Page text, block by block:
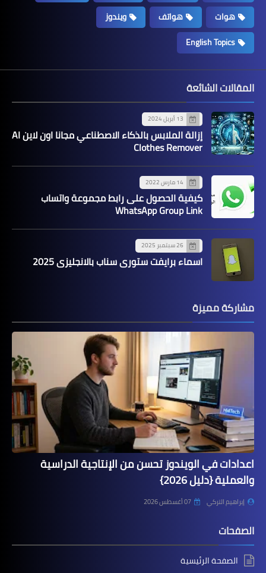
هوات
هواتف
ويندوز
English Topics
المقالات الشائعة
13 أبريل 2024
إزالة الملابس بالذكاء الاصطناعي مجانا اون لاين AI
Clothes Remover
14 مارس 2022
كيفية الحصول على رابط مجموعة واتساب
WhatsApp Group Link
26 سبتمبر 2025
اسماء برايفت ستوري سناب بالانجليزي 2025
مشاركة مميزة
اعدادات في الويندوز تحسن من الإنتاجية الدراسية
والعملية {دليل 2026}
إبراهيم التركي 07 أغسطس 2026
الصفحات
الصفحة الرئيسية